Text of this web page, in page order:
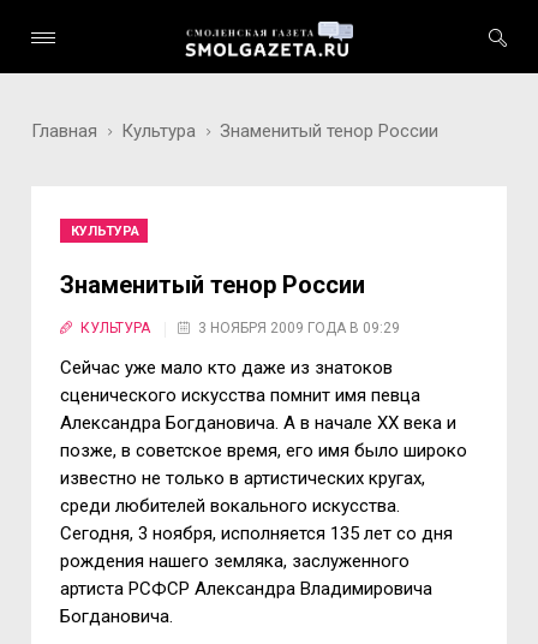
Главная Культура Знаменитый тенор России
КУЛЬТУРА
Знаменитый тенор России
КУЛЬТУРА 3 НОЯБРЯ 2009 ГОДА В 09:29
Сейчас уже мало кто даже из знатоков
сценического искусства помнит имя певца
Александра Богдановича. А в начале ХХ века и
позже, в советское время, его имя было широко
известно не только в артистических кругах,
среди любителей вокального искусства.
Сегодня, 3 ноября, исполняется 135 лет со дня
рождения нашего земляка, заслуженного
артиста РСФСР Александра Владимировича
Богдановича.